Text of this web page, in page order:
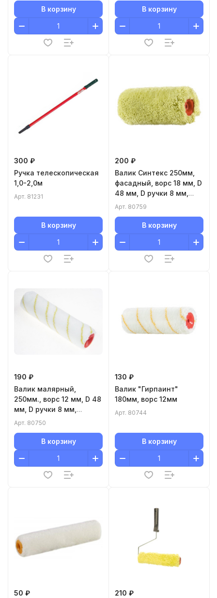
В корзину В корзину
300 ₽
Ручка телескопическая
1,0-2,0м
Арт. 81231
В корзину
200 ₽
Валик Синтекс 250мм,
фасадный, ворс 18 мм, D
48 мм, D ручки 8 мм,
полиакрил, Matrix
Арт. 80759
В корзину
190 ₽
Валик малярный,
250мм., ворс 12 мм, D 48
мм, D ручки 8 мм,
полиакрил Matrix
Арт. 80750
В корзину
130 ₽
Валик "Гирпаинт"
180мм, ворс 12мм
Арт. 80744
В корзину
50 ₽ 210 ₽